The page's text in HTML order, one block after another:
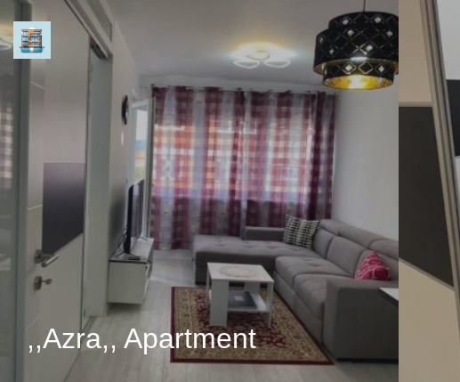
,,Azra,, Apartment